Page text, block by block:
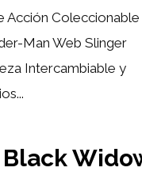
Acción Coleccionable
Man Web Slinger
Intercambiable y